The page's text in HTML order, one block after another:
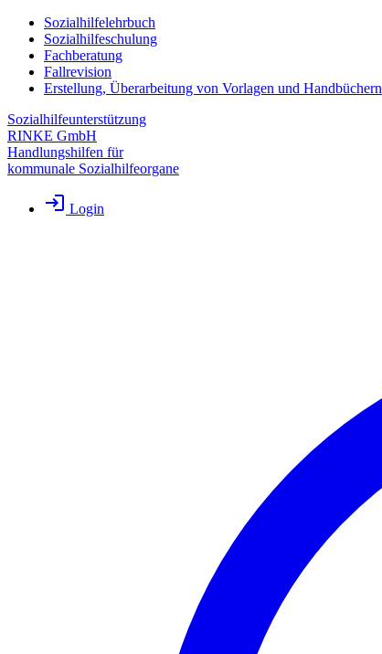
Sozialhilfelehrbuch
Sozialhilfeschulung
Fachberatung
Fallrevision
Erstellung, Überarbeitung von Vorlagen und Handbüchern
Sozialhilfeunterstützung
RINKE GmbH
Handlungshilfen für
kommunale Sozialhilfeorgane
Login